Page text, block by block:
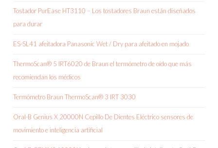
Tostador PurEase HT3110 – Los tostadores Braun están diseñados
para durar
ES-SL41 afeitadora Panasonic Wet / Dry para afeitado en mojado
ThermoScan® 5 IRT6020 de Braun el termómetro de oído que más
recomiendan los médicos
Termómetro Braun ThermoScan® 3 IRT 3030
Oral-B Genius X 20000N Cepillo De Dientes Eléctrico sensores de
movimiento e inteligencia artificial